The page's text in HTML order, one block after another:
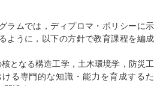
ラムでは，ディプロマ・ポリシーに示
ように，以下の方針で教育課程を編成
核となる構造工学，土木環境学，防災工
る専門的な知識・能力を育成するた